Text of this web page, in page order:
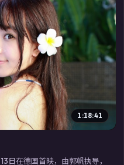
1:18:41
日在德国首映，由郭帆执导，